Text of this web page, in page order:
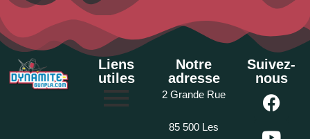
Liens
utiles
Notre
adresse
2 Grande Rue
85 500 Les
Suivez-
nous